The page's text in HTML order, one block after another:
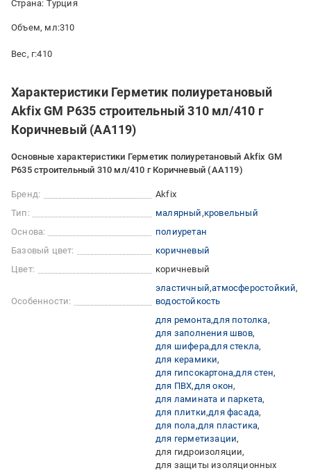
Страна: Турция
Объем, мл:310
Вес, г:410
Характеристики Герметик полиуретановый
Akfix GM P635 строительный 310 мл/410 г
Коричневый (AA119)
Основные характеристики Герметик полиуретановый Akfix GM
P635 строительный 310 мл/410 г Коричневый (AA119)
Бренд:
Akfix
Тип:
малярный кровельный
Основа:
полиуретан
Базовый цвет:
коричневый
Цвет:
коричневый
Особенности:
эластичный атмосферостойкий
водостойкость
для ремонта для потолка
для заполнения швов
для шифера для стекла
для керамики
для гипсокартона для стен
для ПВХ для окон
для ламината и паркета
для плитки для фасада
для пола для пластика
для герметизации
для гидроизоляции
для защиты изоляционных